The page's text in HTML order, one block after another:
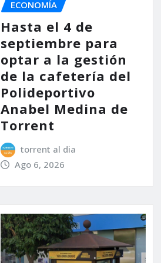
ECONOMÍA
Hasta el 4 de
septiembre para
optar a la gestión
de la cafetería del
Polideportivo
Anabel Medina de
Torrent
torrent al dia
Ago 6, 2026